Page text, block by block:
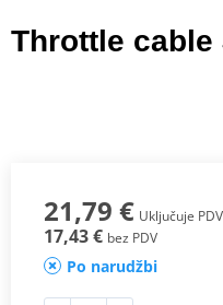
Throttle cable
21,79 € Uključuje PDV
17,43 € bez PDV
Po narudžbi